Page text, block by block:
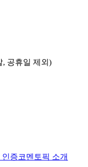
, 공휴일 제외)
인증코멘토픽 소개